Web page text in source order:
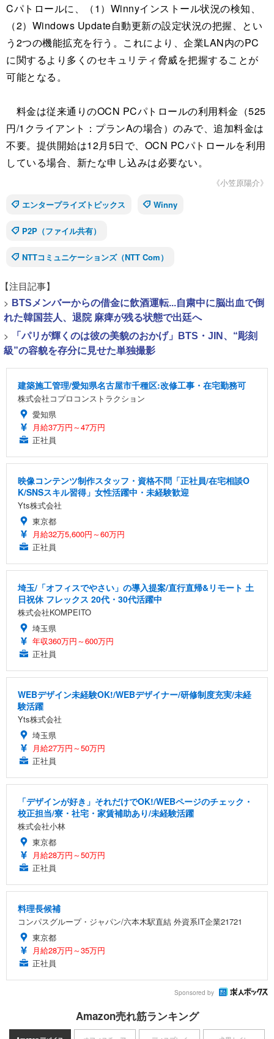
Cパトロールに、（1）Winnyインストール状況の検知、
（2）Windows Update自動更新の設定状況の把握、とい
う2つの機能拡充を行う。これにより、企業LAN内のPC
に関するより多くのセキュリティ脅威を把握することが
可能となる。
料金は従来通りのOCN PCパトロールの利用料金（525
円/1クライアント：プランAの場合）のみで、追加料金は
不要。提供開始は12月5日で、OCN PCパトロールを利用
している場合、新たな申し込みは必要ない。
《小笠原陽介》
エンタープライズトピックス
Winny
P2P（ファイル共有）
NTTコミュニケーションズ（NTT Com）
【注目記事】
> BTSメンバーからの借金に飲酒運転...自粛中に脳出血で倒
れた韓国芸人、退院 麻痺が残る状態で出廷へ
>
「パリが輝くのは彼の美貌のおかげ」BTS・JIN、“彫刻
級”の容貌を存分に見せた単独撮影
建築施工管理/愛知県名古屋市千種区:改修工事・在宅勤務可
株式会社コプロコンストラクション
愛知県
月給37万円～47万円
正社員
映像コンテンツ制作スタッフ・資格不問「正社員/在宅相談O
K/SNSスキル習得」女性活躍中・未経験歓迎
Yts株式会社
東京都
月給32万5,600円～60万円
正社員
埼玉/「オフィスでやさい」の導入提案/直行直帰&リモート 土
日祝休 フレックス 20代・30代活躍中
株式会社KOMPEITO
埼玉県
年収360万円～600万円
正社員
WEBデザイン未経験OK!/WEBデザイナー/研修制度充実/未経
験活躍
Yts株式会社
埼玉県
月給27万円～50万円
正社員
「デザインが好き」それだけでOK!/WEBページのチェック・
校正担当/寮・社宅・家賃補助あり/未経験活躍
株式会社小林
東京都
月給28万円～50万円
正社員
料理長候補
コンパスグループ・ジャパン/六本木駅直結 外資系IT企業21721
東京都
月給28万円～35万円
正社員
Sponsored by
Amazon売れ筋ランキング